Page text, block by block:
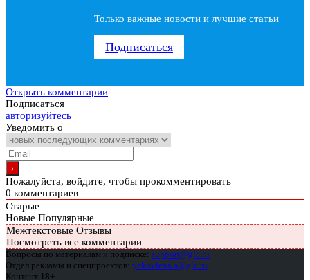
Только важные новости и лучшие статьи
Подписаться
Открыть комментарии
Подписаться
авторизуйтесь
Уведомить о
Пожалуйста, войдите, чтобы прокомментировать
0 комментариев
Старые
Новые Популярные
Межтекстовые Отзывы
Посмотреть все комментарии
Вопросы по материалам и подписке: support@glc.ru
Отдел рекламы и спецпроектов: yakovleva.a@glc.ru
Контент 18+